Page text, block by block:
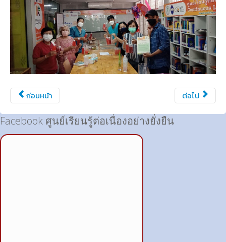
ก่อนหน้า ต่อไป
Facebook ศูนย์เรียนรู้ต่อเนื่องอย่างยั่งยืน